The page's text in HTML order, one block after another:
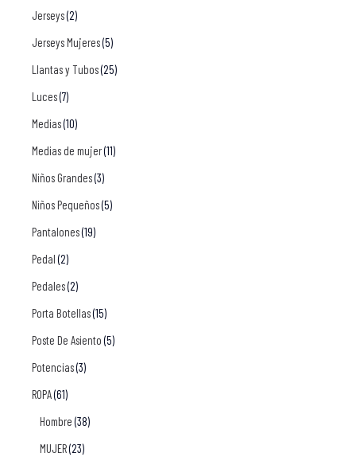
Jerseys(2)
Jerseys Mujeres(5)
Llantas y Tubos(25)
Luces(7)
Medias(10)
Medias de mujer(11)
Niños Grandes(3)
Niños Pequeños(5)
Pantalones(19)
Pedal (2)
Pedales(2)
Porta Botellas(15)
Poste De Asiento (5)
Potencias(3)
ROPA(61)
Hombre (38)
MUJER(23)